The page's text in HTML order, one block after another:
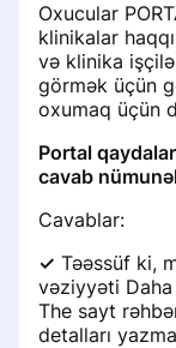
Oxucular
klinikalar
və klinika
görmək üçün
oxumaq üçün
Portal
cavab
Cavablar:
✓ Təəssüf ki,
vəziyyəti
The sayt
detalları